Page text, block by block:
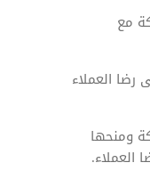
مع
رضا العملاء
ومنحها
العملاء.